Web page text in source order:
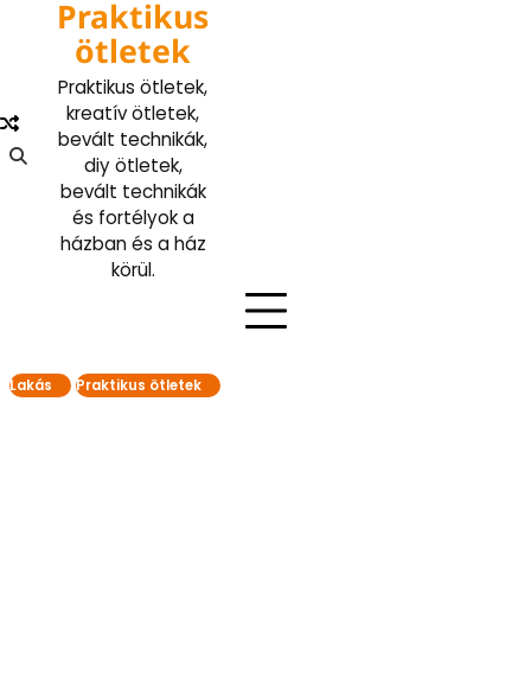
Praktikus
ötletek
Praktikus ötletek,
kreatív ötletek,
bevált technikák,
diy ötletek,
bevált technikák
és fortélyok a
házban és a ház
körül.
Lakás Praktikus ötletek